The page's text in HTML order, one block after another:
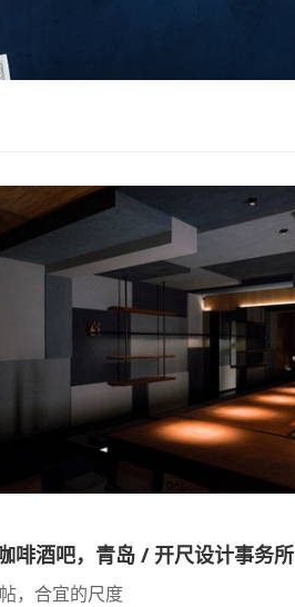
啡酒吧，青岛 / 开尺设计事务所
，合宜的尺度